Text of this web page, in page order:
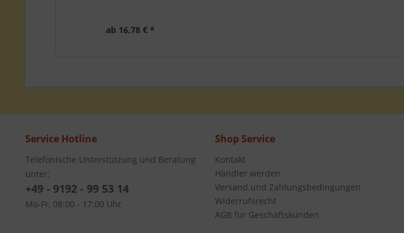
ab 16,78 € *
Service Hotline
Telefonische Unterstützung und Beratung
unter:
+49 - 9192 - 99 53 14
Mo-Fr, 08:00 - 17:00 Uhr
Shop Service
Kontakt
Händler werden
Versand und Zahlungsbedingungen
Widerrufsrecht
AGB für Geschäftskunden